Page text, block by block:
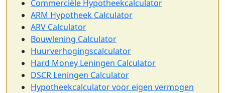
Commerciële Hypotheekcalculator
ARM Hypotheek Calculator
ARV Calculator
Bouwlening Calculator
Huurverhogingscalculator
Hard Money Leningen Calculator
DSCR Leningen Calculator
Hypotheekcalculator voor eigen vermogen